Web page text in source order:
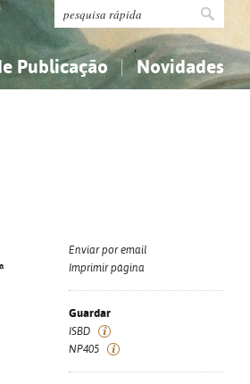
Publicação Novidades
Enviar por email
Imprimir página
Guardar
ISBD
NP405